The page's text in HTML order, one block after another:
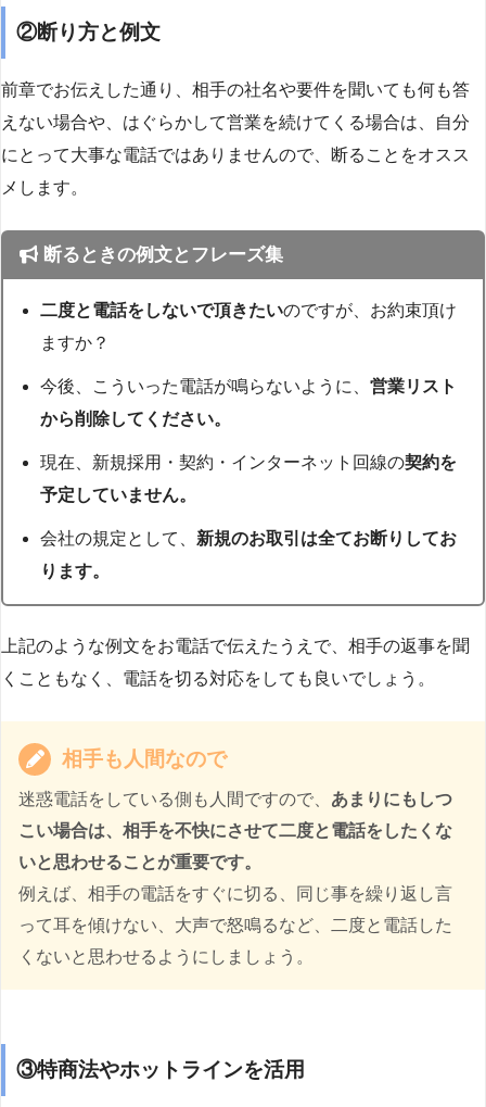
②断り方と例文
前章でお伝えした通り、相手の社名や要件を聞いても何も答
えない場合や、はぐらかして営業を続けてくる場合は、自分
にとって大事な電話ではありませんので、断ることをオスス
メします。
断るときの例文とフレーズ集
二度と電話をしないで頂きたいのですが、お約束頂け
ますか？
今後、こういった電話が鳴らないように、営業リスト
から削除してください。
現在、新規採用・契約・インターネット回線の契約を
予定していません。
会社の規定として、 新規のお取引は全てお断りしてお
ります。
上記のような例文をお電話で伝えたうえで、相手の返事を聞
くこともなく、電話を切る対応をしても良いでしょう。
相手も人間なので
迷惑電話をしている側も人間ですので、 あまりにもしつ
こい場合は、相手を不快にさせて二度と電話をしたくな
いと思わせることが重要です。
例えば、相手の電話をすぐに切る、同じ事を繰り返し言
って耳を傾けない、大声で怒鳴るなど、二度と電話した
くないと思わせるようにしましょう。
③特商法やホットラインを活用